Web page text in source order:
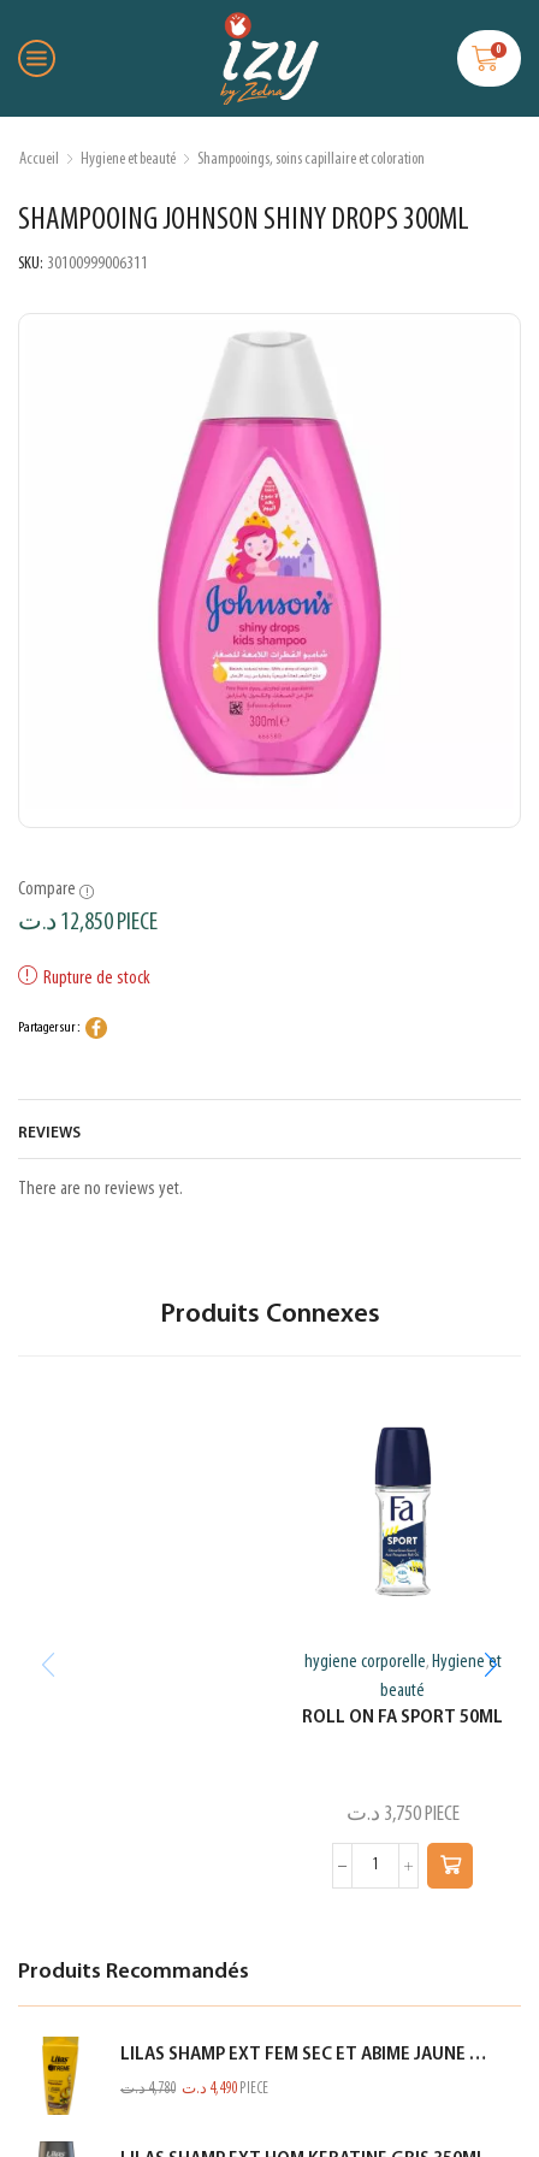
0
Accueil Hygiene et beauté Shampooings, soins capillaire et coloration
SHAMPOOING JOHNSON SHINY DROPS 300ML
SKU: 30100999006311
Compare
12,850د.ت PIECE
Rupture de stock
Partager sur :
REVIEWS
There are no reviews yet.
Produits Connexes
hygiene corporelle, Hygiene et
beauté
ROLL ON FA SPORT 50ML
3,750 د.ت PIECE
Produits Recommandés
LILAS SHAMP EXT FEM SEC ET ABIME JAUNE 350ML
4,780د.ت 4,490 د.ت PIECE